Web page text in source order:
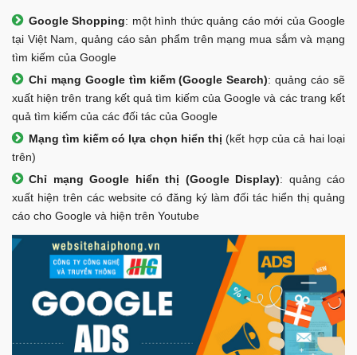
Google Shopping: một hình thức quảng cáo mới của Google
tại Việt Nam, quảng cáo sản phẩm trên mạng mua sắm và mạng
tìm kiếm của Google
Chỉ mạng Google tìm kiếm (Google Search): quảng cáo sẽ
xuất hiện trên trang kết quả tìm kiếm của Google và các trang kết
quả tìm kiếm của các đối tác của Google
Mạng tìm kiếm có lựa chọn hiển thị (kết hợp của cả hai loại
trên)
Chỉ mạng Google hiển thị (Google Display): quảng cáo
xuất hiện trên các website có đăng ký làm đối tác hiển thị quảng
cáo cho Google và hiện trên Youtube